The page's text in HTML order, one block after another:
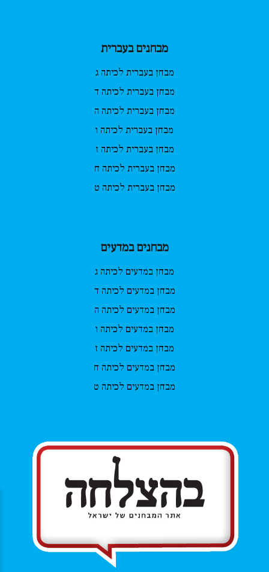
מבחנים בעברית
מבחן בעברית לכיתה ג
מבחן בעברית לכיתה ד
מבחן בעברית לכיתה ה
מבחן בעברית לכיתה ו
מבחן בעברית לכיתה ז
מבחן בעברית לכיתה ח
מבחן בעברית לכיתה ט
מבחנים במדעים
מבחן במדעים לכיתה ג
מבחן במדעים לכיתה ד
מבחן במדעים לכיתה ה
מבחן במדעים לכיתה ו
מבחן במדעים לכיתה ז
מבחן במדעים לכיתה ח
מבחן במדעים לכיתה ט